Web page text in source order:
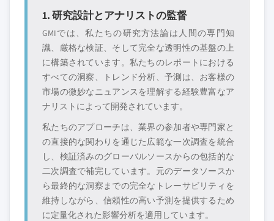
を含む全地域の全プレイヤーを考慮したボト
ムアップ手法を採用しています。プロファイ
ルセクションは戦略的に重要なプレイヤーに
焦点を当てており、市場規模の範囲を定義す
るものではありません。
競合環境には以下も含まれる可能性があります
グローバルトップ
域・国内限定のリ
ーダー企業
市場アクセスを支
やチャネルパート
ナー
新興の破壊的企
業、スタートアッ
プ、または隣接業
界からの参入者
特定の用途やエン
ドユースに特化し
たニッチプレイヤ
ー
1. 研究設計とアナリストの監督
GMIでは、私たちの研究方法論は人間の専門知
識、厳格な検証、そして完全な透明性の基盤の上
に構築されています。私たちのレポートにおける
すべての洞察、トレンド分析、予測は、お客様の
市場の微妙なニュアンスを理解する経験豊富なア
ナリストによって開発されています。
私たちのアプローチは、業界の参加者や専門家と
の直接的な関わりを通じた広範な一次調査を統合
し、検証済みのグローバルソースからの包括的な
二次調査で補完しています。元のデータソースか
ら最終的な洞察までの完全なトレーサビリティを
維持しながら、信頼性の高い予測を提供するため
に定量化された影響分析を適用しています。